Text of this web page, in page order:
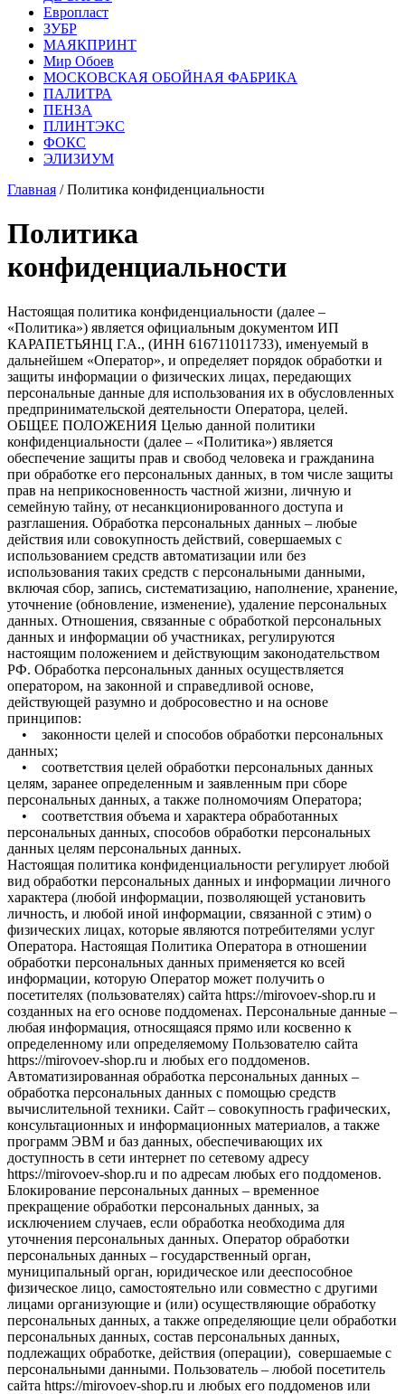
Европласт
ЗУБР
МАЯКПРИНТ
Мир Обоев
МОСКОВСКАЯ ОБОЙНАЯ ФАБРИКА
ПАЛИТРА
ПЕНЗА
ПЛИНТЭКС
ФОКС
ЭЛИЗИУМ
Главная / Политика конфиденциальности
Политика
конфиденциальности
Настоящая политика конфиденциальности (далее –
«Политика») является официальным документом ИП
КАРАПЕТЬЯНЦ Г.А., (ИНН 616711011733), именуемый в
дальнейшем «Оператор», и определяет порядок обработки и
защиты информации о физических лицах, передающих
персональные данные для использования их в обусловленных
предпринимательской деятельности Оператора, целей.
ОБЩЕЕ ПОЛОЖЕНИЯ Целью данной политики
конфиденциальности (далее – «Политика») является
обеспечение защиты прав и свобод человека и гражданина
при обработке его персональных данных, в том числе защиты
прав на неприкосновенность частной жизни, личную и
семейную тайну, от несанкционированного доступа и
разглашения. Обработка персональных данных – любые
действия или совокупность действий, совершаемых с
использованием средств автоматизации или без
использования таких средств с персональными данными,
включая сбор, запись, систематизацию, наполнение, хранение,
уточнение (обновление, изменение), удаление персональных
данных. Отношения, связанные с обработкой персональных
данных и информации об участниках, регулируются
настоящим положением и действующим законодательством
РФ. Обработка персональных данных осуществляется
оператором, на законной и справедливой основе,
действующей разумно и добросовестно и на основе
принципов:
• законности целей и способов обработки персональных
данных;
• соответствия целей обработки персональных данных
целям, заранее определенным и заявленным при сборе
персональных данных, а также полномочиям Оператора;
• соответствия объема и характера обработанных
персональных данных, способов обработки персональных
данных целям персональных данных.
Настоящая политика конфиденциальности регулирует любой
вид обработки персональных данных и информации личного
характера (любой информации, позволяющей установить
личность, и любой иной информации, связанной с этим) о
физических лицах, которые являются потребителями услуг
Оператора. Настоящая Политика Оператора в отношении
обработки персональных данных применяется ко всей
информации, которую Оператор может получить о
посетителях (пользователях) сайта https://mirovoev-shop.ru и
созданных на его основе поддоменах. Персональные данные –
любая информация, относящаяся прямо или косвенно к
определенному или определяемому Пользователю сайта
https://mirovoev-shop.ru и любых его поддоменов.
Автоматизированная обработка персональных данных –
обработка персональных данных с помощью средств
вычислительной техники. Сайт – совокупность графических,
консультационных и информационных материалов, а также
программ ЭВМ и баз данных, обеспечивающих их
доступность в сети интернет по сетевому адресу
https://mirovoev-shop.ru и по адресам любых его поддоменов.
Блокирование персональных данных – временное
прекращение обработки персональных данных, за
исключением случаев, если обработка необходима для
уточнения персональных данных. Оператор обработки
персональных данных – государственный орган,
муниципальный орган, юридическое или дееспособное
физическое лицо, самостоятельно или совместно с другими
лицами организующие и (или) осуществляющие обработку
персональных данных, а также определяющие цели обработки
персональных данных, состав персональных данных,
подлежащих обработке, действия (операции), совершаемые с
персональными данными. Пользователь – любой посетитель
сайта https://mirovoev-shop.ru и любых его поддоменов или